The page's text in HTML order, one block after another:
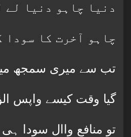
دنیا چاہو دنیا لے
چاہو آخرت کا سودا
تب سے میری سمجھ
گیا وقت کیسے واپس
تو منافع واال سودا ہی